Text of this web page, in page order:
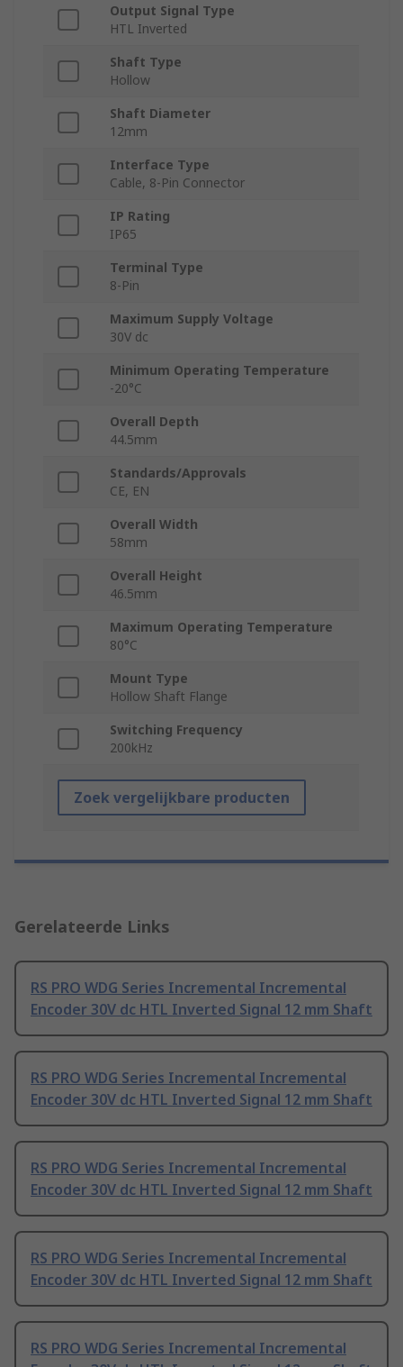
Output Signal Type
HTL Inverted
Shaft Type
Hollow
Shaft Diameter
12mm
Interface Type
Cable, 8-Pin Connector
IP Rating
IP65
Terminal Type
8-Pin
Maximum Supply Voltage
30V dc
Minimum Operating Temperature
-20°C
Overall Depth
44.5mm
Standards/Approvals
CE, EN
Overall Width
58mm
Overall Height
46.5mm
Maximum Operating Temperature
80°C
Mount Type
Hollow Shaft Flange
Switching Frequency
200kHz
Zoek vergelijkbare producten
Gerelateerde Links
RS PRO WDG Series Incremental Incremental
Encoder 30V dc HTL Inverted Signal 12 mm Shaft
RS PRO WDG Series Incremental Incremental
Encoder 30V dc HTL Inverted Signal 12 mm Shaft
RS PRO WDG Series Incremental Incremental
Encoder 30V dc HTL Inverted Signal 12 mm Shaft
RS PRO WDG Series Incremental Incremental
Encoder 30V dc HTL Inverted Signal 12 mm Shaft
RS PRO WDG Series Incremental Incremental